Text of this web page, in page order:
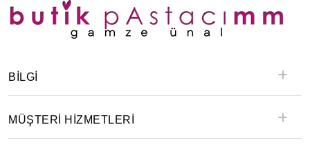
BILGI
MÜŞTERİ HİZMETLERİ